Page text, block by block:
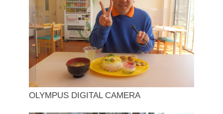
OLYMPUS DIGITAL CAMERA